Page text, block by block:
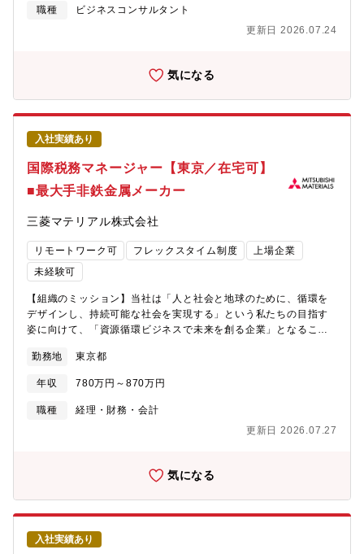
てご覧ください。
http://www.nri.com/jp/products/consulting/m_consulting/index.html
クトの中心メンバーとして、顧客と直接やりとりをし、信頼・案
クトだけでなく、顧客に常駐や出向といった形態で共同事業開発
の都市・地域における社会実装など、多様な社会課題に対し、官
ーション・フロンティア産業ドメインは、科学技術・イノベーシ
心テーマとして、我が国の競争力強化と新産業創出に取り組む組
織です。官公庁・独立行政法人・大学・研究機関・スタートアッ
プ・大企業・金融機関・自治体等、幅広いステークホルダーと連
携しながら、調査研究・政策提言に加え、制度設計、ガイドライ
ン策定、事業運営、伴走支援、マッチング、社会実装まで一気通
貫で支援していることが特徴です。イノベーション・エコシステ
ムの形成、ルール・規制改革、SBIR等のスタートアップ支援制
度、オープンイノベーションに関する知財・契約、ものづくりス
タートアップの社会実装、大学からの技術移転、大学発ベンチャ
ーマは多岐にわたります。政策と現場、構想と実装を往復しなが
ら、社会に新たな変化を生み出すことを目指しています。【職務
内容例】・科学技術・イノベーション政策、スタートアップ政
策、産学官連携、大学経営、知財・技術移転等に関する調査・分
析、論点整理、政策提言、報告書作成・官公庁や大学・研究機関
の制度設計、事業設計、事務局運営、委員会運営の支援・スター
トアップ支援施策における採択事業者の伴走支援、進捗管理、ビ
ジネスモデル検討、社会実装に向けた課題整理・オープンイノベ
備・大学・研究機関向けの技術移転プロセス設計、大学発ベンチ
ャー支援、産学連携の仕組みづくり・若手研究者や大学シーズの
画・運営、個別面談支援・大学経営改革や大学間連携、研究力強
化に関する国内外調査、先進事例分析、示唆の整理・自主研究、
ーション政策・エコシステム形成 - イノベーションエコシステム
研究 - ルールイノベーション、規制改革、サンドボックス制
度 - 地域で0→1を生み出すイノベーションプログラムの企画・
運営支援・スタートアップ支援 - SBIR等の研究開発支援制度の
設計・運営 - オープンイノベーション促進に向けた知財・契約支
援 - 人材流動・リスキリング支援・産学連携・大学経営 - 若手
職種
ビジネスコンサルタント
更新日 2026.07.24
気になる
入社実績あり
国際税務マネージャー【東京／在宅可】
■最大手非鉄金属メーカー
三菱マテリアル株式会社
リモートワーク可 フレックスタイム制度
上場企業
未経験可
【組織のミッション】当社は「人と社会と地球のために、循環を
デザインし、持続可能な社会を実現する」という私たちの目指す
姿に向けて、「資源循環ビジネスで未来を創る企業」となること
源循環ビジネスを通じて、限りある資源を最大限に活用し、廃棄
物を新たな価値へと転換することで、環境負荷の低減と経済的価
値の両立を目指します。これらの実現に向けて、経理財務部門に
おいても企業価値向上に向けて業務を高度化していく必要がある
理強化を図り、会計ガバナンス・管理会計の強化、グローバルで
務実務（100%） 移転価格、CFC税制、グローバルミニマム課
税、 M&A等のプロジェクトにおける税務面からの検討、外国税
額控除、監査法人対応等【将来的にお任せしたい業務】まずは税
務室における国際税務業務の習得からスタートしますが、ゆくゆ
くは同業務において関係者を巻き込みチームリードを図っていく
ことを期待しています。また将来的に他経理関係部門等への異動
勤務地 東京都
年収 780万円～870万円
職種
経理・財務・会計
更新日 2026.07.27
気になる
入社実績あり